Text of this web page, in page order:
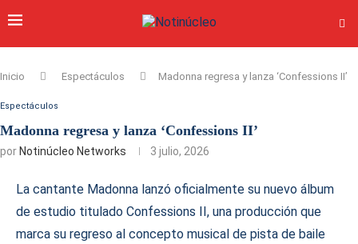
Inicio Espectáculos Madonna regresa y lanza ‘Confessions II’
Espectáculos
Madonna regresa y lanza ‘Confessions II’
por Notinúcleo Networks 3 julio, 2026
La cantante Madonna lanzó oficialmente su nuevo álbum
de estudio titulado Confessions II, una producción que
marca su regreso al concepto musical de pista de baile